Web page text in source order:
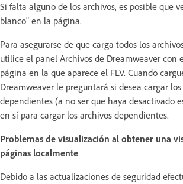
Si falta alguno de los archivos, es posible que
blanco" en la página.
Para asegurarse de que carga todos los
utilice el panel Archivos de Dreamweaver con
página en la que aparece el FLV. Cuando
Dreamweaver le preguntará si desea cargar
dependientes (a no ser que haya desactivado
en sí para cargar los archivos dependientes.
Problemas de visualización al obtener una
páginas localmente
Debido a las actualizaciones de seguridad